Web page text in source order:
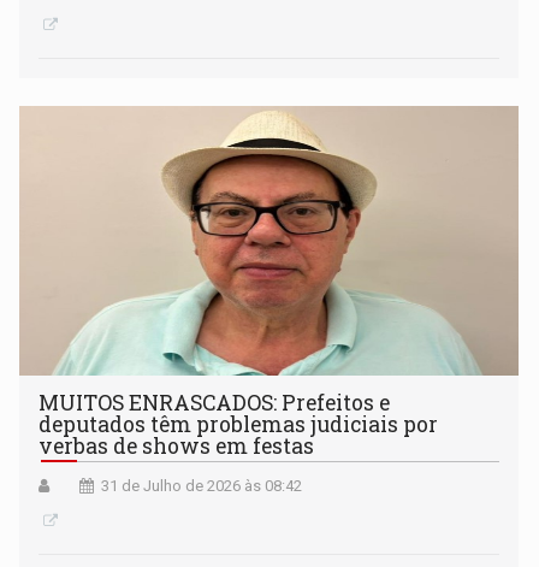
MUITOS ENRASCADOS: Prefeitos e
deputados têm problemas judiciais por
verbas de shows em festas
31 de Julho de 2026 às 08:42